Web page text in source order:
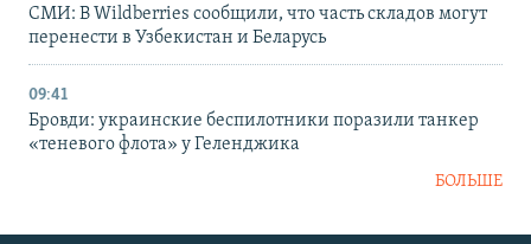
СМИ: В Wildberries сообщили, что часть складов могут
перенести в Узбекистан и Беларусь
09:41
Бровди: украинские беспилотники поразили танкер
«теневого флота» у Геленджика
БОЛЬШЕ